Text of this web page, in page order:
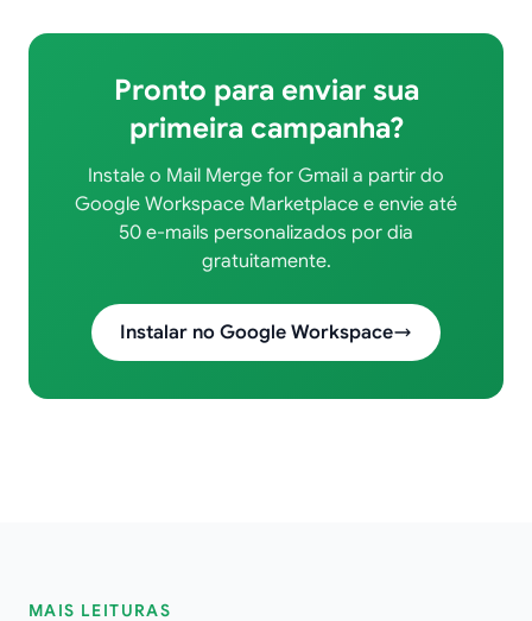
Pronto para enviar sua
primeira campanha?
Instale o Mail Merge for Gmail a partir do
Google Workspace Marketplace e envie até
50 e-mails personalizados por dia
gratuitamente.
Instalar no Google Workspace
MAIS LEITURAS